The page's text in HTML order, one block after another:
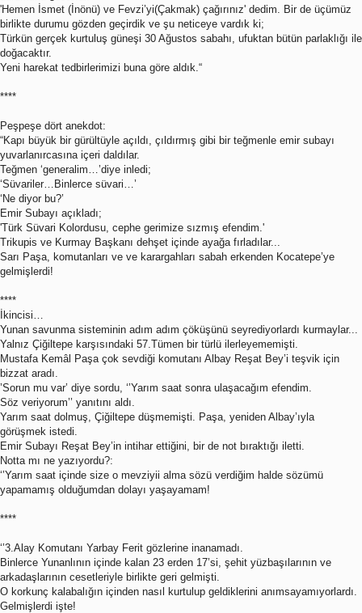
'Hemen İsmet (İnönü) ve Fevzi’yi(Çakmak) çağırınız' dedim. Bir de üçümüz
birlikte durumu gözden geçirdik ve şu neticeye vardık ki;
Türkün gerçek kurtuluş güneşi 30 Ağustos sabahı, ufuktan bütün parlaklığı ile
doğacaktır.
Yeni harekat tedbirlerimizi buna göre aldık.“
****
Peşpeşe dört anekdot:
“Kapı büyük bir gürültüyle açıldı, çıldırmış gibi bir teğmenle emir subayı
yuvarlanırcasına içeri daldılar.
Teğmen ‘generalim…’diye inledi;
‘Süvariler…Binlerce süvari…’
‘Ne diyor bu?’
Emir Subayı açıkladı;
'Türk Süvari Kolordusu, cephe gerimize sızmış efendim.'
Trikupis ve Kurmay Başkanı dehşet içinde ayağa fırladılar...
Sarı Paşa, komutanları ve ve karargahları sabah erkenden Kocatepe’ye
gelmişlerdi!
****
İkincisi…
Yunan savunma sisteminin adım adım çöküşünü seyrediyorlardı kurmaylar...
Yalnız Çiğiltepe karşısındaki 57.Tümen bir türlü ilerleyememişti.
Mustafa Kemâl Paşa çok sevdiği komutanı Albay Reşat Bey’i teşvik için
bizzat aradı.
’Sorun mu var’ diye sordu, ‘’Yarım saat sonra ulaşacağım efendim.
Söz veriyorum’’ yanıtını aldı.
Yarım saat dolmuş, Çiğiltepe düşmemişti. Paşa, yeniden Albay’ıyla
görüşmek istedi.
Emir Subayı Reşat Bey’in intihar ettiğini, bir de not bıraktığı iletti.
Notta mı ne yazıyordu?:
‘’Yarım saat içinde size o mevziyii alma sözü verdiğim halde sözümü
yapamamış olduğumdan dolayı yaşayamam!
****
‘’3.Alay Komutanı Yarbay Ferit gözlerine inanamadı.
Binlerce Yunanlının içinde kalan 23 erden 17’si, şehit yüzbaşılarının ve
arkadaşlarının cesetleriyle birlikte geri gelmişti.
O korkunç kalabalığın içinden nasıl kurtulup geldiklerini anımsayamıyorlardı.
Gelmişlerdi işte!